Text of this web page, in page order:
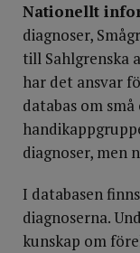
Nationellt
diagnoser,
till Sahlgrenska
har det ansvar
databas om
diagnoser, men
I databasen
diagnoserna.
kunskap om